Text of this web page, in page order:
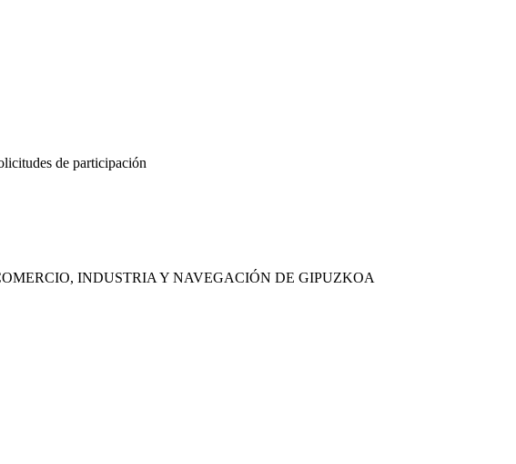
de participación
INDUSTRIA Y NAVEGACIÓN DE GIPUZKOA